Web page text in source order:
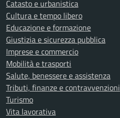
Catasto e urbanistica
Cultura e tempo libero
Educazione e formazione
Giustizia e sicurezza pubblica
Imprese e commercio
Mobilità e trasporti
Salute, benessere e assistenza
Tributi, finanze e contravvenzioni
Turismo
Vita lavorativa